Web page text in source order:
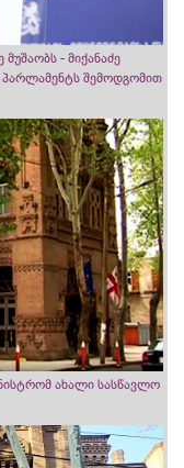
- მიქანაძე
პარლამენტს შემოდგომით
ახალი სასწავლო